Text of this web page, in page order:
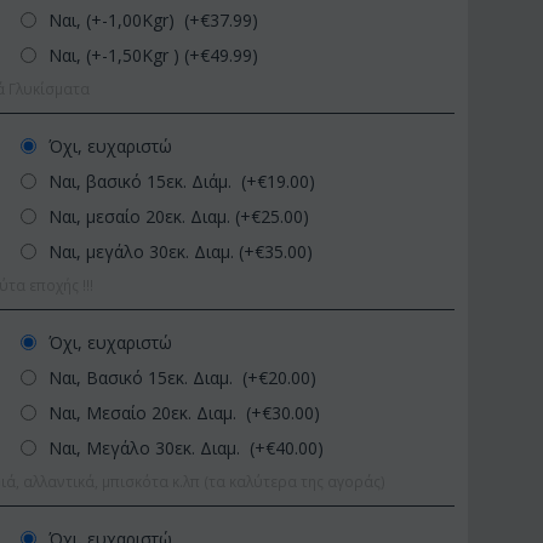
γυάλινο βάζο
45.00 €39.99
ΚΩΔΙΚΟΣ:
Ποιοτική Γλά...
Ναι, (+-1,00Kgr) (+€37.99)
Ναι, (+-1,50Kgr ) (+€49.99)
Όχι, ευχαριστώ
Ναι, βασικό 15εκ. Διάμ. (+€19.00)
Ναι, μεσαίο 20εκ. Διαμ. (+€25.00)
Ναι, μεγάλο 30εκ. Διαμ. (+€35.00)
Όχι, ευχαριστώ
Ναι, Βασικό 15εκ. Διαμ. (+€20.00)
Ναι, Μεσαίο 20εκ. Διαμ. (+€30.00)
Ναι, Μεγάλο 30εκ. Διαμ. (+€40.00)